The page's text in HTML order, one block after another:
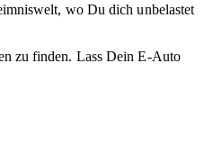
wo Du dich unbelastet
zu finden. Lass Dein E-Auto